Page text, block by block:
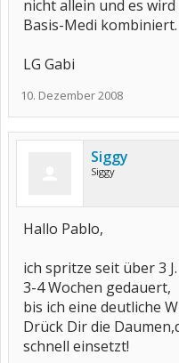
nicht allein und es
Basis-Medi kombiniert.
LG Gabi
10. Dezember 2008
Siggy
Siggy
Hallo Pablo,
ich spritze seit über 3
3-4 Wochen gedauert,
bis ich eine deutliche
Drück Dir die
schnell einsetzt!